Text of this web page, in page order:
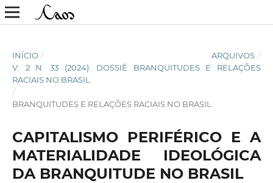
INÍCIO / ARQUIVOS /
V. 2 N. 33 (2024): DOSSIÊ BRANQUITUDES E RELAÇÕES
RACIAIS NO BRASIL
/
BRANQUITUDES E RELAÇÕES RACIAIS NO BRASIL
CAPITALISMO PERIFÉRICO E A
MATERIALIDADE IDEOLÓGICA
DA BRANQUITUDE NO BRASIL